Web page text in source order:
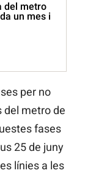
del metro
un mes i
per no
del metro de
fases
25 de juny
línies a les